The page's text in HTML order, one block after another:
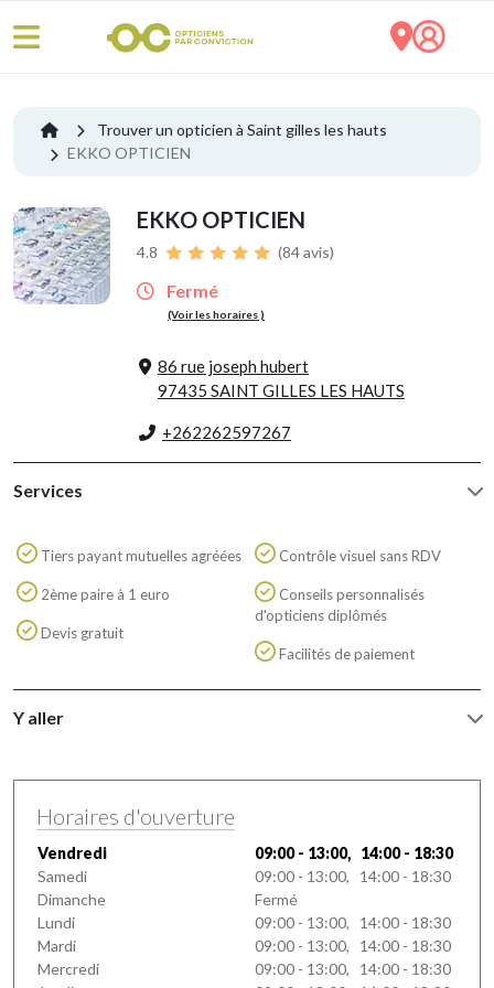
Trouver un opticien à Saint gilles les hauts
EKKO OPTICIEN
EKKO OPTICIEN
4.8 (84 avis)
Fermé
(Voir les horaires )
86 rue joseph hubert
97435 SAINT GILLES LES HAUTS
+262262597267
Services
Tiers payant mutuelles agréées
2ème paire à 1 euro
Devis gratuit
Contrôle visuel sans RDV
Conseils personnalisés
d'opticiens diplômés
Facilités de paiement
Y aller
Horaires d'ouverture
Vendredi
09:00 - 13:00, 14:00 - 18:30
Samedi
09:00 - 13:00, 14:00 - 18:30
Dimanche
Fermé
Lundi
09:00 - 13:00, 14:00 - 18:30
Mardi
09:00 - 13:00, 14:00 - 18:30
Mercredi
09:00 - 13:00, 14:00 - 18:30